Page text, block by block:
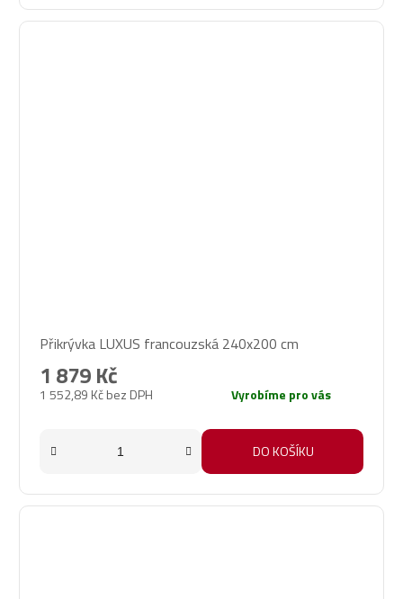
hodnocení
produktu
je
Přikrývka LUXUS francouzská 240x200 cm
1 552,89 Kč bez DPH
1 879 Kč
Vyrobíme pro vás
DO KOŠÍKU